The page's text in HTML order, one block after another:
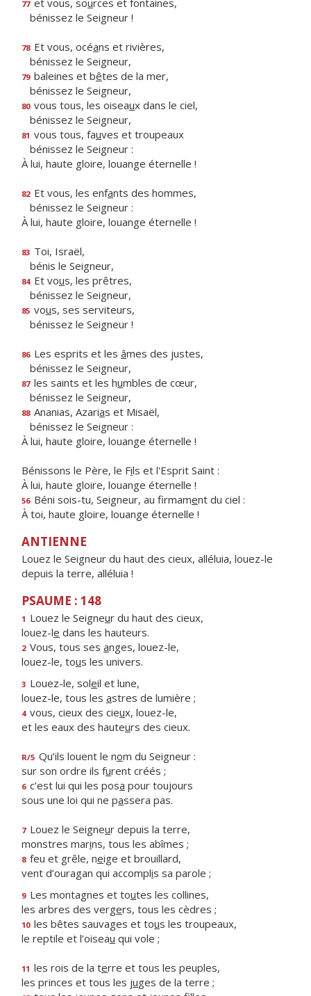
77 et vous, sources et fontaines,
bénissez le Seigneur !
78 Et vous, océans et rivières,
bénissez le Seigneur,
79 baleines et bêtes de la mer,
bénissez le Seigneur,
80 vous tous, les oiseaux dans le ciel,
bénissez le Seigneur,
81 vous tous, fauves et troupeaux
bénissez le Seigneur :
À lui, haute gloire, louange éternelle !
82 Et vous, les enfants des hommes,
bénissez le Seigneur :
À lui, haute gloire, louange éternelle !
83 Toi, Israël,
bénis le Seigneur,
84 Et vous, les prêtres,
bénissez le Seigneur,
85 vous, ses serviteurs,
bénissez le Seigneur !
86 Les esprits et les âmes des justes,
bénissez le Seigneur,
87 les saints et les humbles de cœur,
bénissez le Seigneur,
88 Ananias, Azarias et Misaël,
bénissez le Seigneur :
À lui, haute gloire, louange éternelle !
Bénissons le Père, le Fils et l'Esprit Saint :
À lui, haute gloire, louange éternelle !
56 Béni sois-tu, Seigneur, au firmament du ciel :
À toi, haute gloire, louange éternelle !
ANTIENNE
Louez le Seigneur du haut des cieux, alléluia, louez-le
depuis la terre, alléluia !
PSAUME : 148
1 Louez le Seigneur du haut des cieux,
louez-le dans les hauteurs.
2 Vous, tous ses anges, louez-le,
louez-le, tous les univers.
3 Louez-le, soleil et lune,
louez-le, tous les astres de lumière ;
4 vous, cieux des cieux, louez-le,
et les eaux des hauteurs des cieux.
R/5 Qu’ils louent le nom du Seigneur :
sur son ordre ils furent créés ;
6 c’est lui qui les posa pour toujours
sous une loi qui ne passera pas.
7 Louez le Seigneur depuis la terre,
monstres marins, tous les abîmes ;
8 feu et grêle, neige et brouillard,
vent d’ouragan qui accomplis sa parole ;
9 Les montagnes et toutes les collines,
les arbres des vergers, tous les cèdres ;
10 les bêtes sauvages et tous les troupeaux,
le reptile et l’oiseau qui vole ;
11 les rois de la terre et tous les peuples,
les princes et tous les juges de la terre ;